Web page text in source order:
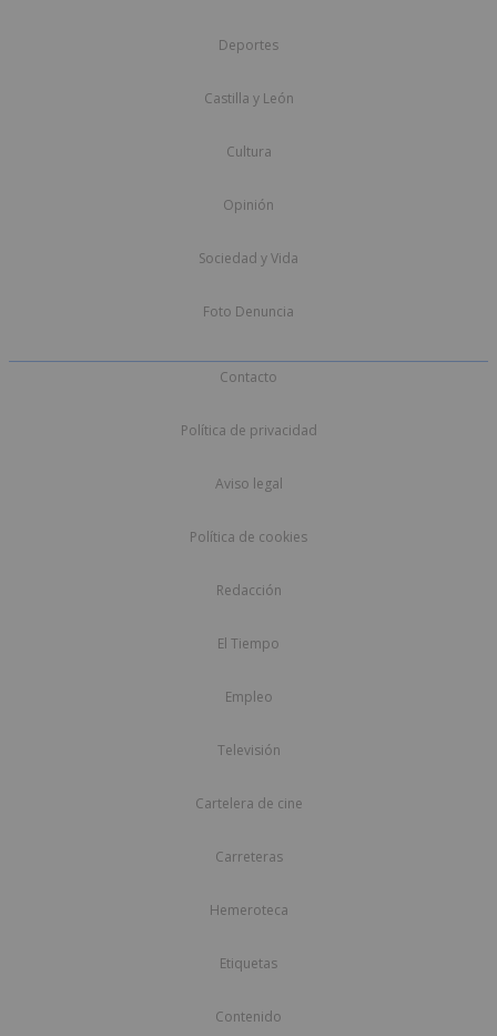
Deportes
Castilla y León
Cultura
Opinión
Sociedad y Vida
Foto Denuncia
Contacto
Política de privacidad
Aviso legal
Política de cookies
Redacción
El Tiempo
Empleo
Televisión
Cartelera de cine
Carreteras
Hemeroteca
Etiquetas
Contenido